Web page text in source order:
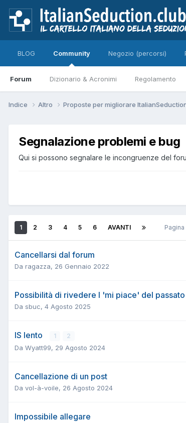
BLOG Community
Forum Dizionario & Acronimi Regolamento
Negozio (percorsi)
Indice Altro Proposte per migliorare
Segnalazione problemi e bug
Qui si possono segnalare le incongruenze del
1 2 3 4 5 6 AVANTI Pagina
Cancellarsi dal forum
Da ragazza, 26 Gennaio 2022
Possibilità di rivedere I 'mi piace' del passato
Da sbuc, 4 Agosto 2025
IS lento 1 2
Da Wyatt99, 29 Agosto 2024
Cancellazione di un post
Da vol-à-voile, 26 Agosto 2024
Impossibile allegare